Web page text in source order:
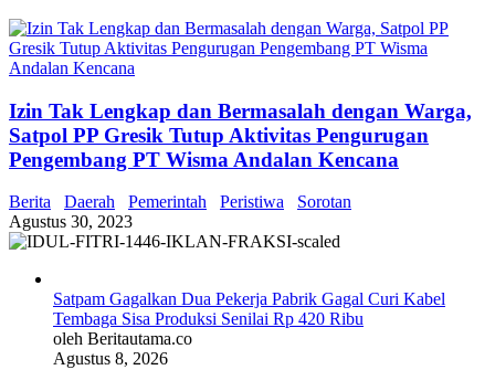
Izin Tak Lengkap dan Bermasalah dengan Warga,
Satpol PP Gresik Tutup Aktivitas Pengurugan
Pengembang PT Wisma Andalan Kencana
Berita Daerah Pemerintah Peristiwa
Sorotan
Agustus 30, 2023
Satpam Gagalkan Dua Pekerja Pabrik Gagal Curi Kabel
Tembaga Sisa Produksi Senilai Rp 420 Ribu
oleh Beritautama.co
Agustus 8, 2026